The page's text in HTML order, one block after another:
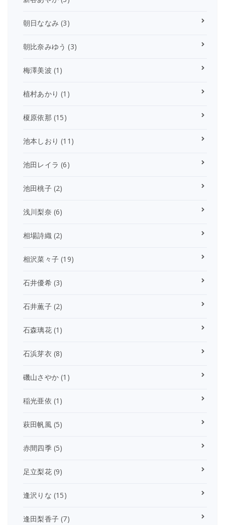
朝日ななみ (3)
朝比奈みゆう (3)
梅澤美波 (1)
植村あかり (1)
榎原依那 (15)
池本しおり (11)
池田レイラ (6)
池田桃子(2)
浅川梨奈 (6)
相場詩織(2)
相沢菜々子 (19)
石井優希(3)
石井薫子(2)
石森璃花(1)
石浜芽衣 (8)
磯山さやか (1)
稲光亜依 (1)
萩田帆風(5)
赤間四季(5)
足立梨花(9)
逢沢りな (15)
逢田梨香子 (7)